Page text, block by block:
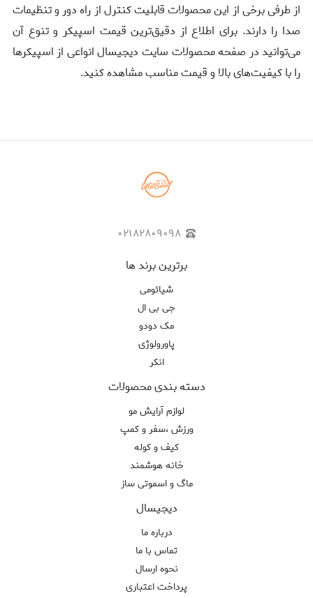
از طرفی برخی از این محصولات قابلیت کنترل از راه دور و تنظیمات
صدا را دارند. ‌برای اطلاع از دقیق‌ترین قیمت اسپیکر و تنوع آن
می‌توانید در صفحه محصولات سایت دیجیسال انواعی از اسپیکرها
را با کیفیت‌های بالا و قیمت مناسب مشاهده کنید.
۰۲۱۸۲۸۰۹۰۹۸
برترین برند ها
شیائومی
جی بی ال
مک دودو
پاورولوژی
انکر
دسته بندی محصولات
لوازم آرایش مو
ورزش ،سفر و کمپ
کیف و کوله
خانه هوشمند
ماگ و اسموتی ساز
دیجیسال
درباره ما
تماس با ما
نحوه ارسال
پرداخت اعتباری